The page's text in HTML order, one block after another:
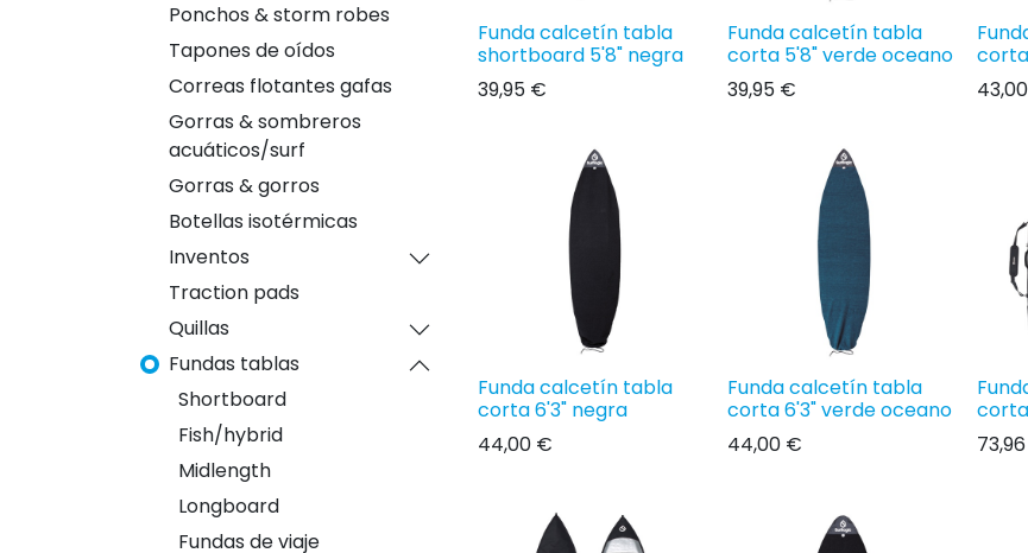
Ponchos & storm robes
Tapones de oídos
Correas flotantes gafas
Gorras & sombreros
acuáticos/surf
Gorras & gorros
Botellas isotérmicas
Inventos
Traction pads
Quillas
Fundas tablas
Shortboard
Fish/hybrid
Midlength
Longboard
Fundas de viaje
Funda calcetín tabla
shortboard 5'8" negra
39,95 €
Funda calcetín tabla
corta 5'8" verde oceano
39,95 €
43,00
Funda calcetín tabla
corta 6'3" negra
44,00 €
Funda calcetín tabla
corta 6'3" verde oceano
44,00 €
73,96